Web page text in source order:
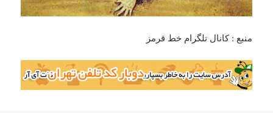
منبع : کانال تلگرام خط قرمز